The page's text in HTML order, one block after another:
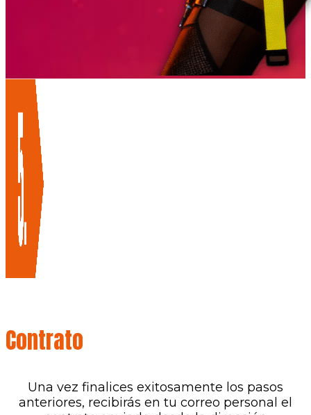
Contrato
Una vez finalices exitosamente los pasos
anteriores, recibirás en tu correo personal el